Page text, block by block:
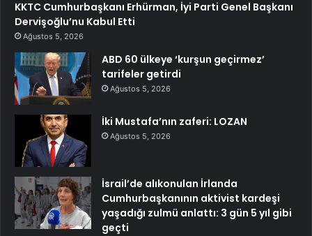
KKTC Cumhurbaşkanı Erhürman, İyi Parti Genel Başkanı
Dervişoğlu’nu Kabul Etti
Ağustos 5, 2026
ABD 60 ülkeye ‘kurşun geçirmez’
tarifeler getirdi
Ağustos 5, 2026
İki Mustafa’nın zaferi: LOZAN
Ağustos 5, 2026
İsrail’de alıkonulan İrlanda
Cumhurbaşkanının aktivist kardeşi
yaşadığı zulmü anlattı: 3 gün 5 yıl gibi
geçti